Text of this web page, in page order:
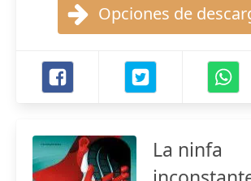
Opciones de
La ninfa